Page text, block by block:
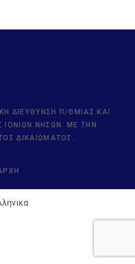
ΔΙΕΎΘΥΝΣΗ Π/ΘΜΙΑΣ ΚΑΙ
ΙΟΝΊΩΝ ΝΉΣΩΝ. ΜΕ ΤΗΝ
ΔΙΚΑΙΏΜΑΤΟΣ.